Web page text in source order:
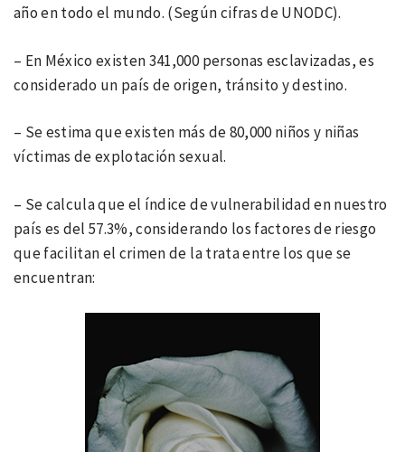
año en todo el mundo. (Según cifras de UNODC).
– En México existen 341,000 personas esclavizadas, es
considerado un país de origen, tránsito y destino.
– Se estima que existen más de 80,000 niños y niñas
víctimas de explotación sexual.
– Se calcula que el índice de vulnerabilidad en nuestro
país es del 57.3%, considerando los factores de riesgo
que facilitan el crimen de la trata entre los que se
encuentran: